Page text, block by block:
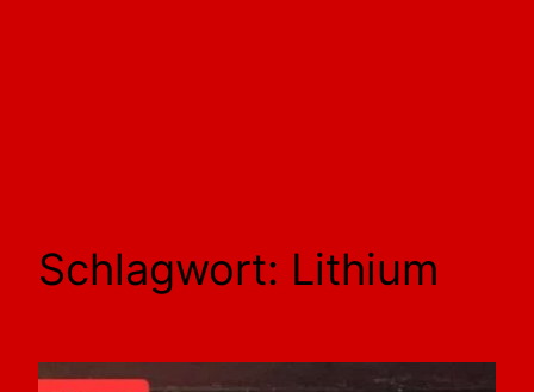
Schlagwort: Lithium